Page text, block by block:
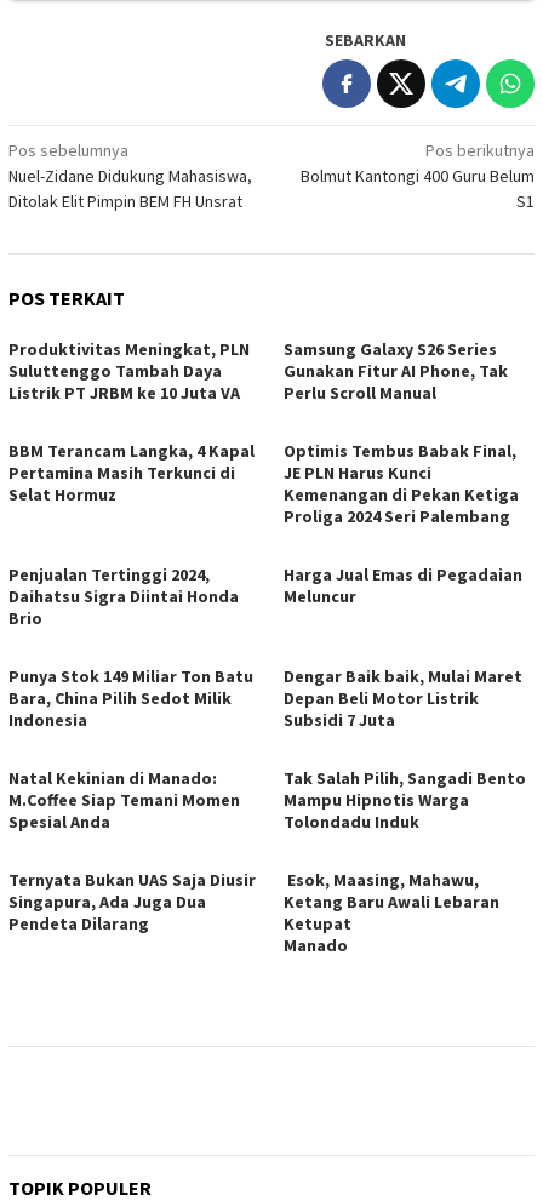
SEBARKAN
Navigasi
pos
Pos sebelumnya
Nuel-Zidane Didukung Mahasiswa,
Ditolak Elit Pimpin BEM FH Unsrat
Pos berikutnya
Bolmut Kantongi 400 Guru Belum
S1
POS TERKAIT
Produktivitas Meningkat, PLN
Suluttenggo Tambah Daya
Listrik PT JRBM ke 10 Juta VA
Samsung Galaxy S26 Series
Gunakan Fitur AI Phone, Tak
Perlu Scroll Manual
BBM Terancam Langka, 4 Kapal
Pertamina Masih Terkunci di
Selat Hormuz
Optimis Tembus Babak Final,
JE PLN Harus Kunci
Kemenangan di Pekan Ketiga
Proliga 2024 Seri Palembang
Penjualan Tertinggi 2024,
Daihatsu Sigra Diintai Honda
Brio
Harga Jual Emas di Pegadaian
Meluncur
Punya Stok 149 Miliar Ton Batu
Bara, China Pilih Sedot Milik
Indonesia
Dengar Baik baik, Mulai Maret
Depan Beli Motor Listrik
Subsidi 7 Juta
Natal Kekinian di Manado:
M.Coffee Siap Temani Momen
Spesial Anda
Tak Salah Pilih, Sangadi Bento
Mampu Hipnotis Warga
Tolondadu Induk
Ternyata Bukan UAS Saja Diusir
Singapura, Ada Juga Dua
Pendeta Dilarang
Esok, Maasing, Mahawu,
Ketang Baru Awali Lebaran
Ketupat
Manado
TOPIK POPULER